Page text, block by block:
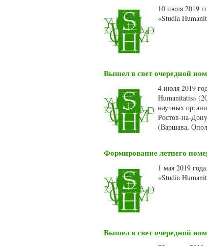
10 июля 2019
«Studia
Вышел в свет очередной
4 июля 2019
Humanitatis»
научных
Ростов-на-
(Варшава,
Формирование летнего
1 мая 2019
«Studia
Вышел в свет очередной